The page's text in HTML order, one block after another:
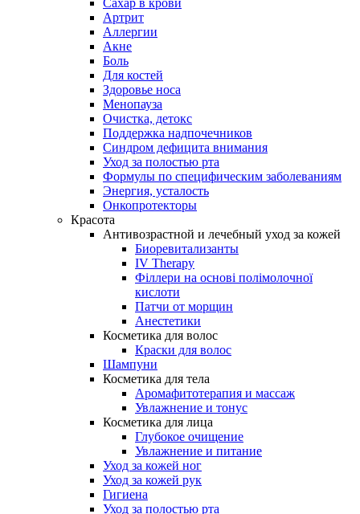
Артрит
Аллергии
Акне
Боль
Для костей
Здоровье носа
Менопауза
Очистка, детокс
Поддержка надпочечников
Синдром дефицита внимания
Уход за полостью рта
Формулы по специфическим заболеваниям
Энергия, усталость
Онкопротекторы
Красота
Антивозрастной и лечебный уход за кожей
Биоревитализанты
IV Therapy
Філлери на основі полімолочної
кислоти
Патчи от морщин
Анестетики
Косметика для волос
Краски для волос
Шампуни
Косметика для тела
Аромафитотерапия и массаж
Увлажнение и тонус
Косметика для лица
Глубокое очищение
Увлажнение и питание
Уход за кожей ног
Уход за кожей рук
Гигиена
Уход за полостью рта